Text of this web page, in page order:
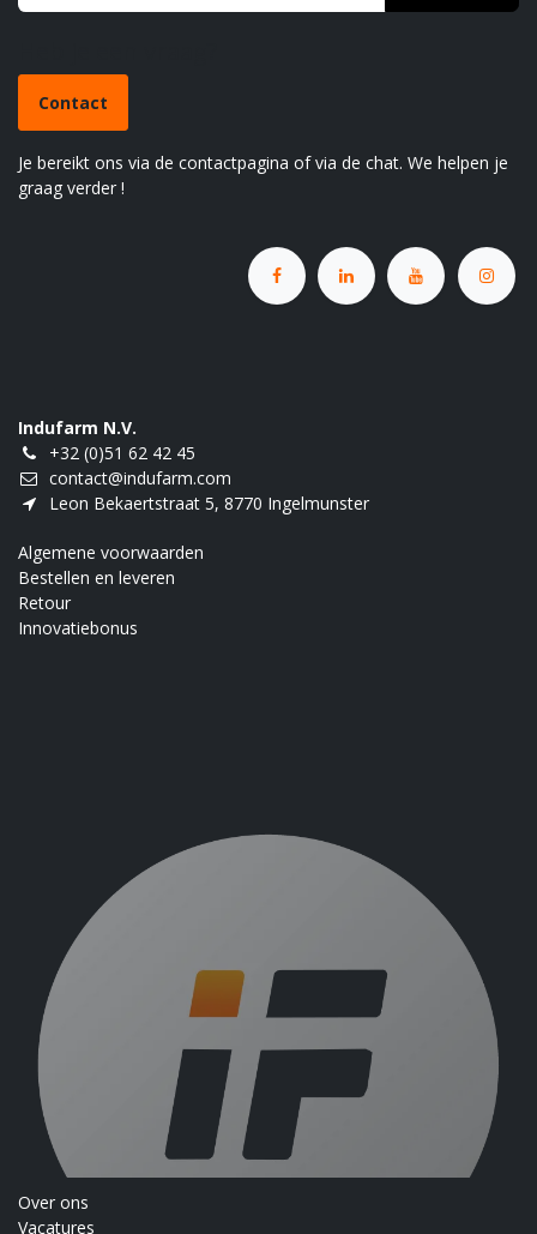
Contact
Je bereikt ons via de contactpagina of via de chat. We helpen je
graag verder !
Indufarm N.V.
+32 (0)51 62 42 45
contact@indufarm.com
Leon Bekaertstraat 5, 8770 Ingelmunster
Algemene voorwaarden
Bestellen en leveren
Retour
Innovatiebonus
Over ons
Vacatures